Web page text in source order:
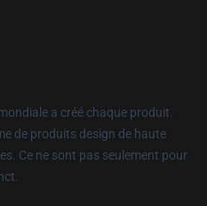
a créé chaque produit.
de produits design de haute
Ce ne sont pas seulement pour